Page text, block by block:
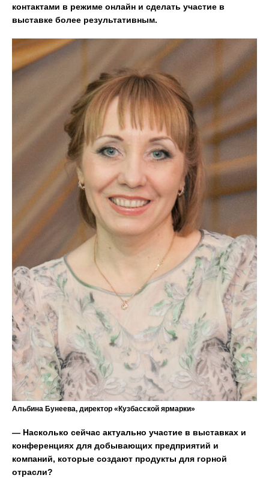
контактами в режиме онлайн и сделать участие в
выставке более результативным.
Альбина Бунеева, директор «Кузбасской ярмарки»
— Насколько сейчас актуально участие в выставках и
конференциях для добывающих предприятий и
компаний, которые создают продукты для горной
отрасли?